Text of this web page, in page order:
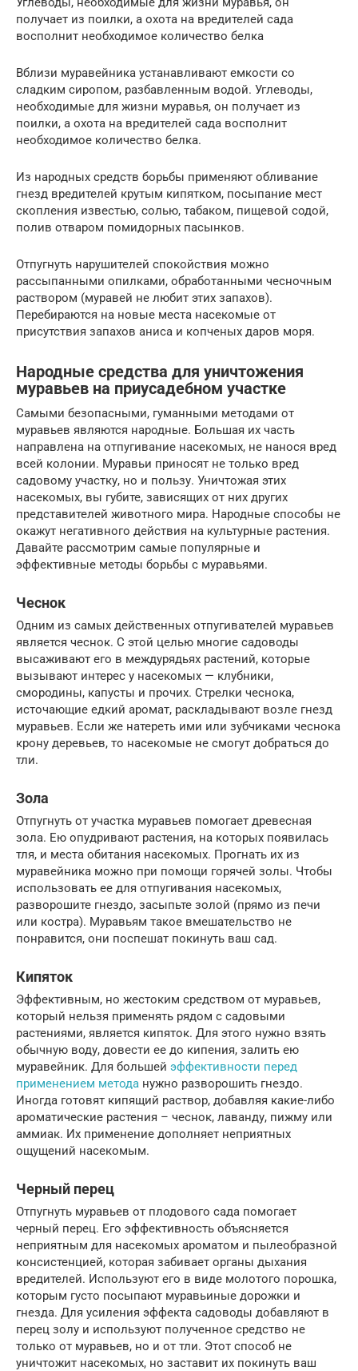
получает из поилки, а охота на вредителей сада
восполнит необходимое количество белка
Вблизи муравейника устанавливают емкости со
сладким сиропом, разбавленным водой. Углеводы,
необходимые для жизни муравья, он получает из
поилки, а охота на вредителей сада восполнит
необходимое количество белка.
Из народных средств борьбы применяют обливание
гнезд вредителей крутым кипятком, посыпание мест
скопления известью, солью, табаком, пищевой содой,
полив отваром помидорных пасынков.
Отпугнуть нарушителей спокойствия можно
рассыпанными опилками, обработанными чесночным
раствором (муравей не любит этих запахов).
Перебираются на новые места насекомые от
присутствия запахов аниса и копченых даров моря.
Народные средства для уничтожения
муравьев на приусадебном участке
Самыми безопасными, гуманными методами от
муравьев являются народные. Большая их часть
направлена на отпугивание насекомых, не нанося вред
всей колонии. Муравьи приносят не только вред
садовому участку, но и пользу. Уничтожая этих
насекомых, вы губите, зависящих от них других
представителей животного мира. Народные способы не
окажут негативного действия на культурные растения.
Давайте рассмотрим самые популярные и
эффективные методы борьбы с муравьями.
Чеснок
Одним из самых действенных отпугивателей муравьев
является чеснок. С этой целью многие садоводы
высаживают его в междурядьях растений, которые
вызывают интерес у насекомых — клубники,
смородины, капусты и прочих. Стрелки чеснока,
источающие едкий аромат, раскладывают возле гнезд
муравьев. Если же натереть ими или зубчиками чеснока
крону деревьев, то насекомые не смогут добраться до
тли.
Зола
Отпугнуть от участка муравьев помогает древесная
зола. Ею опудривают растения, на которых появилась
тля, и места обитания насекомых. Прогнать их из
муравейника можно при помощи горячей золы. Чтобы
использовать ее для отпугивания насекомых,
разворошите гнездо, засыпьте золой (прямо из печи
или костра). Муравьям такое вмешательство не
понравится, они поспешат покинуть ваш сад.
Кипяток
Эффективным, но жестоким средством от муравьев,
который нельзя применять рядом с садовыми
растениями, является кипяток. Для этого нужно взять
обычную воду, довести ее до кипения, залить ею
муравейник. Для большей эффективности перед
применением метода нужно разворошить гнездо.
Иногда готовят кипящий раствор, добавляя какие-либо
ароматические растения – чеснок, лаванду, пижму или
аммиак. Их применение дополняет неприятных
ощущений насекомым.
Черный перец
Отпугнуть муравьев от плодового сада помогает
черный перец. Его эффективность объясняется
неприятным для насекомых ароматом и пылеобразной
консистенцией, которая забивает органы дыхания
вредителей. Используют его в виде молотого порошка,
которым густо посыпают муравьиные дорожки и
гнезда. Для усиления эффекта садоводы добавляют в
перец золу и используют полученное средство не
только от муравьев, но и от тли. Этот способ не
уничтожит насекомых, но заставит их покинуть ваш